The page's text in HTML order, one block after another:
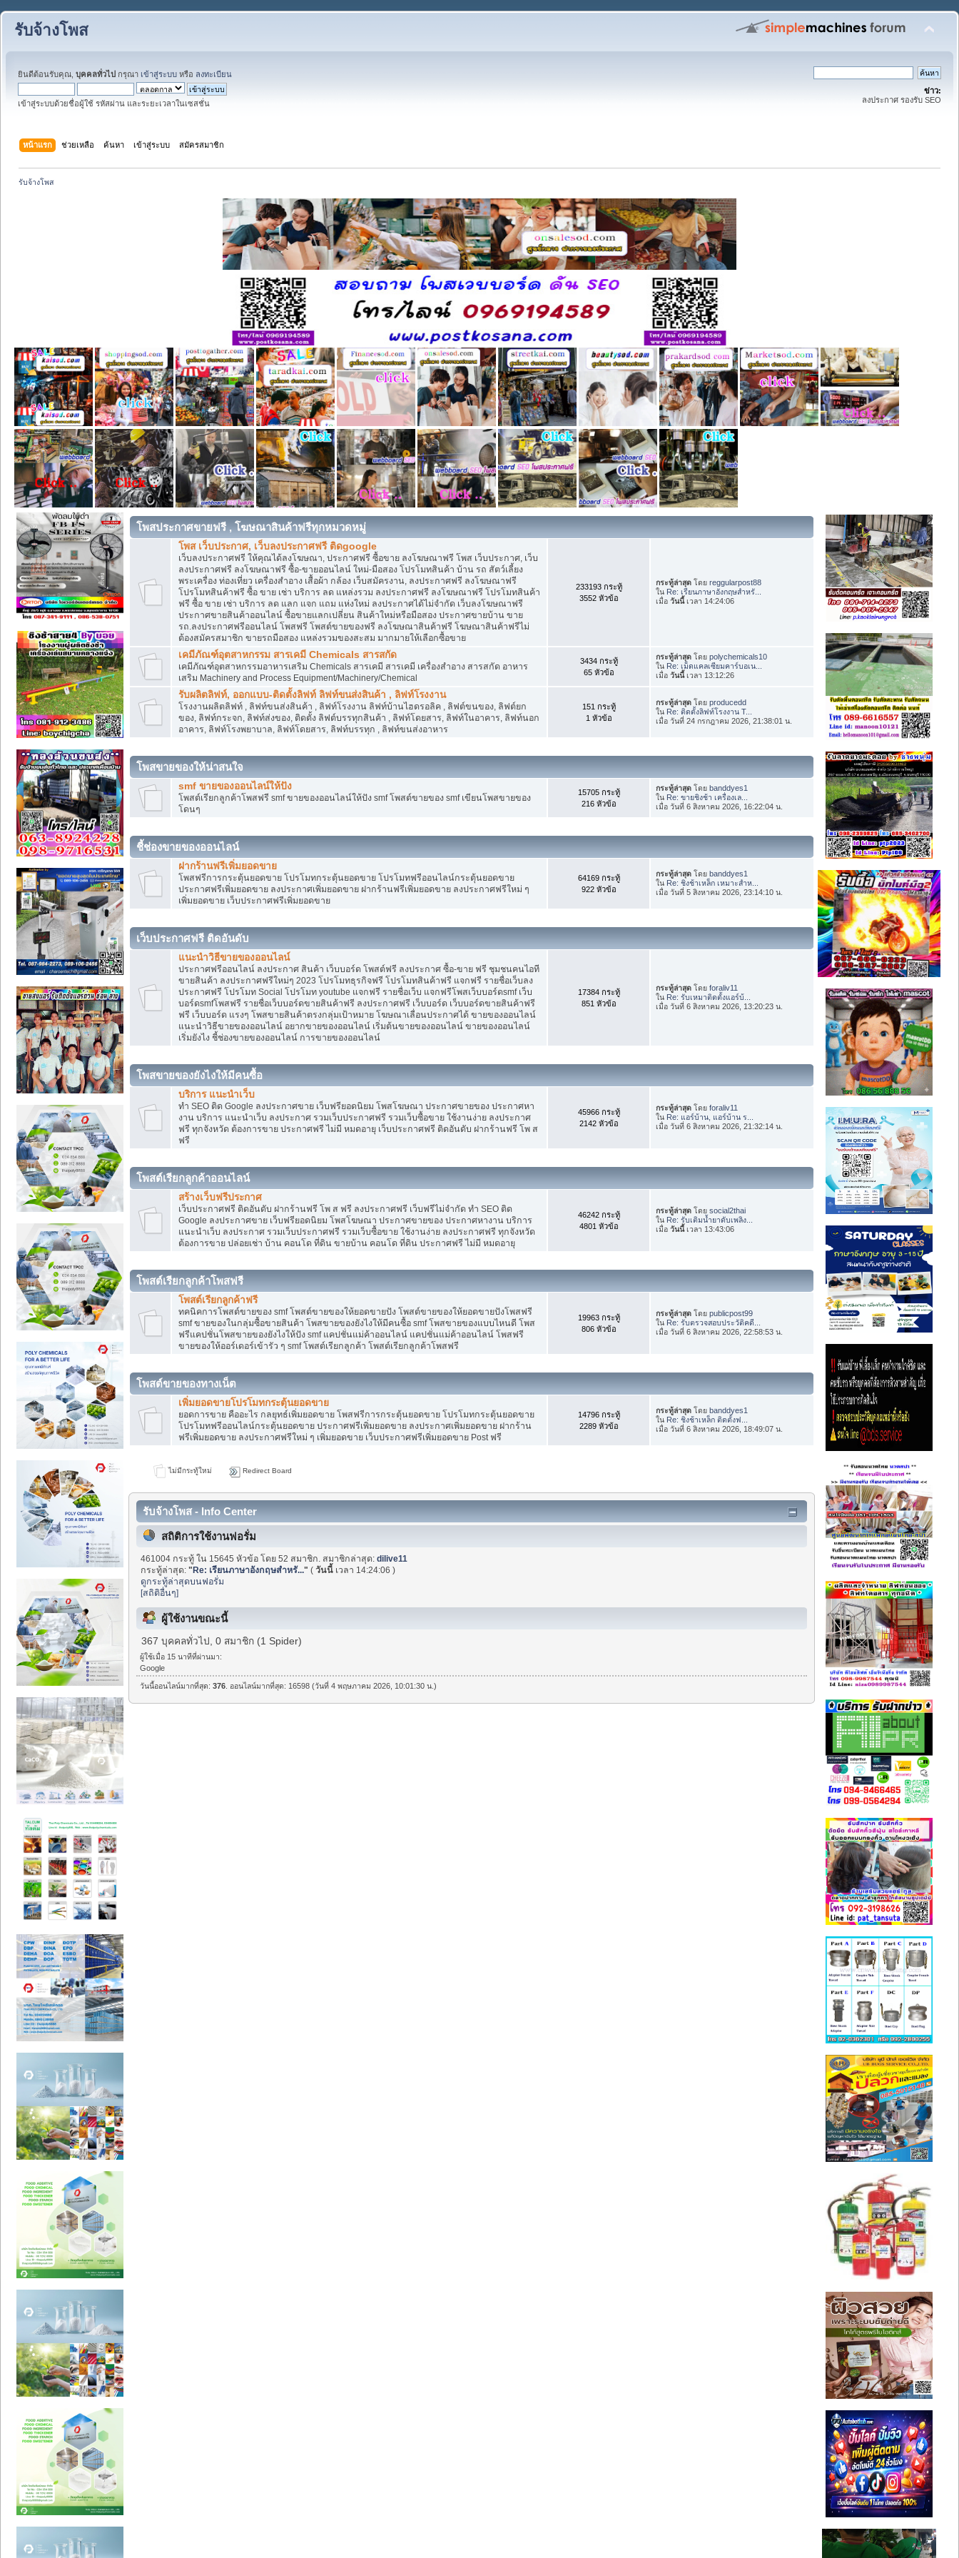
รับจ้างโพส
ยินดีต้อนรับคุณ, บุคคลทั่วไป กรุณา เข้าสู่ระบบ หรือ ลงทะเบียน
เข้าสู่ระบบด้วยชื่อผู้ใช้ รหัสผ่าน และระยะเวลาในเซสชั่น
ข่าว:
ลงประกาศ รองรับ SEO
หน้าแรก ช่วยเหลือ ค้นหา เข้าสู่ระบบ สมัครสมาชิก
รับจ้างโพส
โพสประกาศขายฟรี , โฆษณาสินค้าฟรีทุกหมวดหมู่
โพส เว็บประกาศ, เว็บลงประกาศฟรี ติดgoogle
เว็บลงประกาศฟรี ให้คุณได้ลงโฆษณา, ประกาศฟรี ซื้อขาย ลงโฆษณาฟรี โพส เว็บประกาศ, เว็บ
ลงประกาศฟรี ลงโฆษณาฟรี ซื้อ-ขายออนไลน์ ใหม่-มือสอง โปรโมทสินค้า บ้าน รถ สัตว์เลี้ยง
พระเครื่อง ท่องเที่ยว เครื่องสำอาง เสื้อผ้า กล้อง เว็บสมัครงาน, ลงประกาศฟรี ลงโฆษณาฟรี
โปรโมทสินค้าฟรี ซื้อ ขาย เช่า บริการ ลด แหล่งรวม ลงประกาศฟรี ลงโฆษณาฟรี โปรโมทสินค้า
ฟรี ซื้อ ขาย เช่า บริการ ลด แลก แจก แถม แห่งใหม่ ลงประกาศได้ไม่จำกัด เว็บลงโฆษณาฟรี
ประกาศขายสินค้าออนไลน์ ซื้อขายแลกเปลี่ยน สินค้าใหม่หรือมือสอง ประกาศขายบ้าน ขาย
รถ.ลงประกาศฟรีออนไลน์ โพสฟรี โพสต์ขายของฟรี ลงโฆษณาสินค้าฟรี โฆษณาสินค้าฟรีไม่
ต้องสมัครสมาชิก ขายรถมือสอง แหล่งรวมของสะสม มากมายให้เลือกซื้อขาย
233193 กระทู้
3552 หัวข้อ
กระทู้ล่าสุด โดยreggularpost88
ใน Re: เรียนภาษาอังกฤษสำหรั...
เมื่อวันนี้เวลา 14:24:06
เคมีภัณฑ์อุตสาหกรรม สารเคมี Chemicals สารสกัด
เคมีภัณฑ์อุตสาหกรรมอาหารเสริม Chemicals สารเคมี สารเคมี เครื่องสำอาง สารสกัด อาหาร
เสริม Machinery and Process Equipment/Machinery/Chemical
3434 กระทู้
65 หัวข้อ
กระทู้ล่าสุด โดยpolychemicals10
ใน Re: เม็ดแคลเซียมคาร์บอเน...
เมื่อวันนี้เวลา 13:12:26
รับผลิตลิฟท์, ออกแบบ-ติดตั้งลิฟท์ ลิฟท์ขนส่งสินค้า , ลิฟท์โรงงาน
โรงงานผลิตลิฟท์ , ลิฟท์ขนส่งสินค้า , ลิฟท์โรงงาน ลิฟท์บ้านไฮดรอลิค , ลิฟต์ขนของ, ลิฟต์ยก
ของ, ลิฟท์กระจก, ลิฟท์ส่งของ, ติดตั้ง ลิฟต์บรรทุกสินค้า , ลิฟท์โดยสาร, ลิฟท์ในอาคาร, ลิฟท์นอก
อาคาร, ลิฟท์โรงพยาบาล, ลิฟท์โดยสาร, ลิฟท์บรรทุก , ลิฟท์ขนส่งอาหาร
151 กระทู้
1 หัวข้อ
กระทู้ล่าสุด โดยproducedd
ใน Re: ติดตั้งลิฟท์โรงงาน T...
เมื่อ วันที่ 24 กรกฎาคม 2026, 21:38:01 น.
โพสขายของให้น่าสนใจ
smf ขายของออนไลน์ให้ปัง
โพสต์เรียกลูกค้าโพสฟรี smf ขายของออนไลน์ให้ปัง smf โพสต์ขายของ smf เขียนโพสขายของ
โดนๆ
15705 กระทู้
216 หัวข้อ
กระทู้ล่าสุด โดยbanddyes1
ใน Re: ขายชิงช้า เครื่องเล...
เมื่อ วันที่ 6 สิงหาคม 2026, 16:22:04 น.
ชี้ช่องขายของออนไลน์
ฝากร้านฟรีเพิ่มยอดขาย
โพสฟรีการกระตุ้นยอดขาย โปรโมทกระตุ้นยอดขาย โปรโมทฟรีออนไลน์กระตุ้นยอดขาย
ประกาศฟรีเพิ่มยอดขาย ลงประกาศเพิ่มยอดขาย ฝากร้านฟรีเพิ่มยอดขาย ลงประกาศฟรีใหม่ ๆ
เพิ่มยอดขาย เว็บประกาศฟรีเพิ่มยอดขาย
64169 กระทู้
922 หัวข้อ
กระทู้ล่าสุด โดยbanddyes1
ใน Re: ชิงช้าเหล็ก เหมาะสำห...
เมื่อ วันที่ 5 สิงหาคม 2026, 23:14:10 น.
เว็บประกาศฟรี ติดอันดับ
แนะนำวิธีขายของออนไลน์
ประกาศฟรีออนไลน์ ลงประกาศ สินค้า เว็บบอร์ด โพสต์ฟรี ลงประกาศ ซื้อ-ขาย ฟรี ชุมชนคนไอที
ขายสินค้า ลงประกาศฟรีใหม่ๆ 2023 โปรโมทธุรกิจฟรี โปรโมทสินค้าฟรี แจกฟรี รายชื่อเว็บลง
ประกาศฟรี โปรโมท Social โปรโมท youtube แจกฟรี รายชื่อเว็บ แจกฟรีโพสเว็บบอร์ดsmf เว็บ
บอร์ดsmfโพสฟรี รายชื่อเว็บบอร์ดขายสินค้าฟรี ลงประกาศฟรี เว็บบอร์ด เว็บบอร์ดขายสินค้าฟรี
ฟรี เว็บบอร์ด แรงๆ โพสขายสินค้าตรงกลุ่มเป้าหมาย โฆษณาเลื่อนประกาศได้ ขายของออนไลน์
แนะนำวิธีขายของออนไลน์ อยากขายของออนไลน์ เริ่มต้นขายของออนไลน์ ขายของออนไลน์
เริ่มยังไง ชี้ช่องขายของออนไลน์ การขายของออนไลน์
17384 กระทู้
851 หัวข้อ
กระทู้ล่าสุด โดยforaliv11
ใน Re: รับเหมาติดตั้งแอร์บ้...
เมื่อ วันที่ 6 สิงหาคม 2026, 13:20:23 น.
โพสขายของยังไงให้มีคนซื้อ
บริการ แนะนำเว็บ
ทำ SEO ติด Google ลงประกาศขาย เว็บฟรียอดนิยม โพสโฆษณา ประกาศขายของ ประกาศหา
งาน บริการ แนะนำเว็บ ลงประกาศ รวมเว็บประกาศฟรี รวมเว็บซื้อขาย ใช้งานง่าย ลงประกาศ
ฟรี ทุกจังหวัด ต้องการขาย ประกาศฟรี ไม่มี หมดอายุ เว็บประกาศฟรี ติดอันดับ ฝากร้านฟรี โพ ส
ฟรี
45966 กระทู้
2142 หัวข้อ
กระทู้ล่าสุด โดยforaliv11
ใน Re: แอร์บ้าน, แอร์บ้าน ร...
เมื่อ วันที่ 6 สิงหาคม 2026, 21:32:14 น.
โพสต์เรียกลูกค้าออนไลน์
สร้างเว็บฟรีประกาศ
เว็บประกาศฟรี ติดอันดับ ฝากร้านฟรี โพ ส ฟรี ลงประกาศฟรี เว็บฟรีไม่จำกัด ทำ SEO ติด
Google ลงประกาศขาย เว็บฟรียอดนิยม โพสโฆษณา ประกาศขายของ ประกาศหางาน บริการ
แนะนำเว็บ ลงประกาศ รวมเว็บประกาศฟรี รวมเว็บซื้อขาย ใช้งานง่าย ลงประกาศฟรี ทุกจังหวัด
ต้องการขาย ปล่อยเช่า บ้าน คอนโด ที่ดิน ขายบ้าน คอนโด ที่ดิน ประกาศฟรี ไม่มี หมดอายุ
46242 กระทู้
4801 หัวข้อ
กระทู้ล่าสุด โดยsocial2thai
ใน Re: รับเติมน้ำยาดับเพลิง...
เมื่อวันนี้เวลา 13:43:06
โพสต์เรียกลูกค้าโพสฟรี
โพสต์เรียกลูกค้าฟรี
ทคนิคการโพสต์ขายของ smf โพสต์ขายของให้ยอดขายปัง โพสต์ขายของให้ยอดขายปังโพสฟรี
smf ขายของในกลุ่มซื้อขายสินค้า โพสขายของยังไงให้มีคนซื้อ smf โพสขายของแบบไหนดี โพส
ฟรีแคปชั่นโพสขายของยังไงให้ปัง smf แคปชั่นแม่ค้าออนไลน์ แคปชั่นแม่ค้าออนไลน์ โพสฟรี
ขายของให้ออร์เดอร์เข้ารัว ๆ smf โพสต์เรียกลูกค้า โพสต์เรียกลูกค้าโพสฟรี
19963 กระทู้
806 หัวข้อ
กระทู้ล่าสุด โดยpublicpost99
ใน Re: รับตรวจสอบประวัติคดี...
เมื่อ วันที่ 6 สิงหาคม 2026, 22:58:53 น.
โพสต์ขายของทางเน็ต
เพิ่มยอดขายโปรโมทกระตุ้นยอดขาย
ยอดการขาย คืออะไร กลยุทธ์เพิ่มยอดขาย โพสฟรีการกระตุ้นยอดขาย โปรโมทกระตุ้นยอดขาย
โปรโมทฟรีออนไลน์กระตุ้นยอดขาย ประกาศฟรีเพิ่มยอดขาย ลงประกาศเพิ่มยอดขาย ฝากร้าน
ฟรีเพิ่มยอดขาย ลงประกาศฟรีใหม่ ๆ เพิ่มยอดขาย เว็บประกาศฟรีเพิ่มยอดขาย Post ฟรี
14796 กระทู้
2289 หัวข้อ
กระทู้ล่าสุด โดยbanddyes1
ใน Re: ชิงช้าเหล็ก ติดตั้งฟ...
เมื่อ วันที่ 6 สิงหาคม 2026, 18:49:07 น.
ไม่มีกระทู้ใหม่ Redirect Board
รับจ้างโพส - Info Center
สถิติการใช้งานฟอรั่ม
461004 กระทู้ ใน 15645 หัวข้อ โดย 52 สมาชิก. สมาชิกล่าสุด:dilive11
กระทู้ล่าสุด:"Re: เรียนภาษาอังกฤษสำหรั..." (วันนี้ เวลา 14:24:06 )
ดูกระทู้ล่าสุดบนฟอรั่ม
[สถิติอื่นๆ]
ผู้ใช้งานขณะนี้
367 บุคคลทั่วไป, 0 สมาชิก (1 Spider)
ผู้ใช้เมื่อ 15 นาทีที่ผ่านมา:
Google
วันนี้ออนไลน์มากที่สุด:376 . ออนไลน์มากที่สุด: 16598 (วันที่ 4 พฤษภาคม 2026, 10:01:30 น.)